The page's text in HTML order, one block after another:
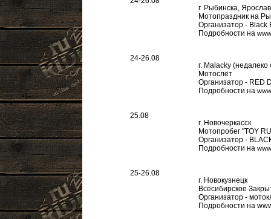
г. Рыбинска,
Мотопраздник на
Организатор - Black
Подробности на
24-26.08
г. Malacky
Мотослёт
Организатор - RED
Подробности на
25.08
г. Новочеркасск
Мотопробег "TOY
Организатор -
Подробности на
25-26.08
г. Новокузнецк
Всесибирское
Организатор -
Подробности на